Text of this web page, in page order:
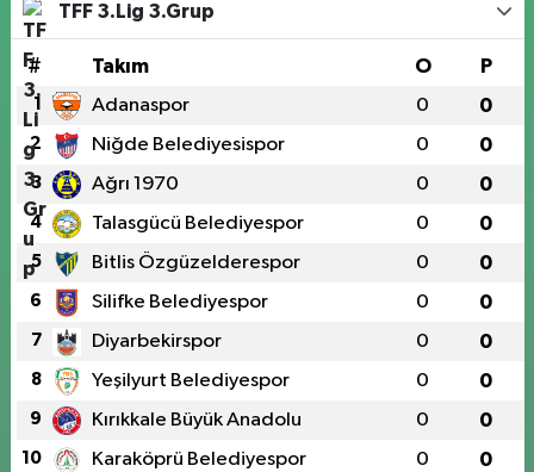
TFF 3.Lig 3.Grup
# Takım O P
1 Adanaspor 0 0
2 Niğde Belediyesispor 0 0
3 Ağrı 1970 0 0
4 Talasgücü Belediyespor 0 0
5 Bitlis Özgüzelderespor 0 0
6 Silifke Belediyespor 0 0
7 Diyarbekirspor 0 0
8 Yeşilyurt Belediyespor 0 0
9 Kırıkkale Büyük Anadolu 0 0
10 Karaköprü Belediyespor 0 0